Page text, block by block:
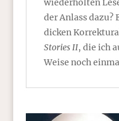
wiederholten
der Anlass dazu?
dicken
Stories II, die ich
Weise noch